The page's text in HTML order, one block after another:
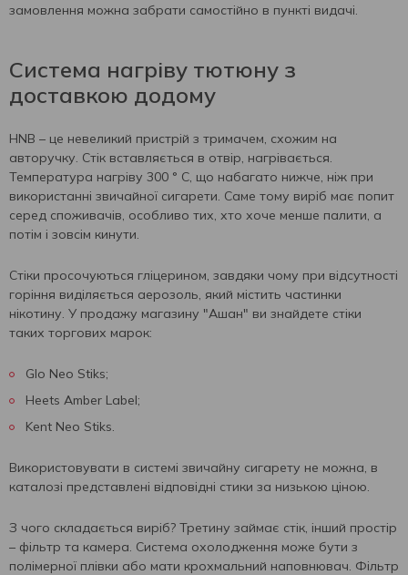
замовлення можна забрати самостійно в пункті видачі.
Система нагріву тютюну з
доставкою додому
HNB – це невеликий пристрій з тримачем, схожим на
авторучку. Стік вставляється в отвір, нагрівається.
Температура нагріву 300 ° C, що набагато нижче, ніж при
використанні звичайної сигарети. Саме тому виріб має попит
серед споживачів, особливо тих, хто хоче менше палити, а
потім і зовсім кинути.
Стіки просочуються гліцерином, завдяки чому при відсутності
горіння виділяється аерозоль, який містить частинки
нікотину. У продажу магазину "Ашан" ви знайдете стіки
таких торгових марок:
Glo Neo Stiks;
Heets Amber Label;
Kent Neo Stiks.
Використовувати в системі звичайну сигарету не можна, в
каталозі представлені відповідні стики за низькою ціною.
З чого складається виріб? Третину займає стік, інший простір
– фільтр та камера. Система охолодження може бути з
полімерної плівки або мати крохмальний наповнювач. Фільтр